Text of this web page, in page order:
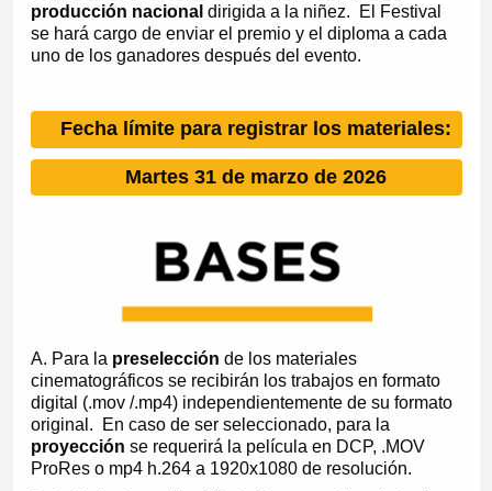
producción nacional dirigida a la niñez. El Festival
se hará cargo de enviar el premio y el diploma a cada
uno de los ganadores después del evento.
Fecha límite para registrar los materiales:
Martes 31 de marzo de 2026
A. Para la preselección de los materiales
cinematográficos se recibirán los trabajos en formato
digital (.mov /.mp4) independientemente de su formato
original. En caso de ser seleccionado, para la
proyección se requerirá la película en DCP, .MOV
ProRes o mp4 h.264 a 1920x1080 de resolución.